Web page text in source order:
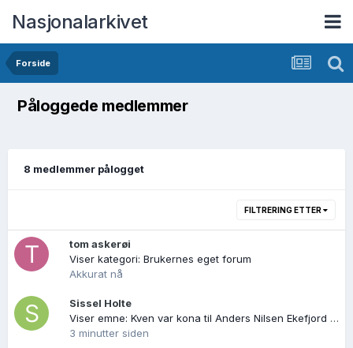
Nasjonalarkivet
Forside
Påloggede medlemmer
8 medlemmer pålogget
FILTRERING ETTER
tom askerøi
Viser kategori: Brukernes eget forum
Akkurat nå
Sissel Holte
Viser emne: Kven var kona til Anders Nilsen Ekefjord i Kinn?
3 minutter siden